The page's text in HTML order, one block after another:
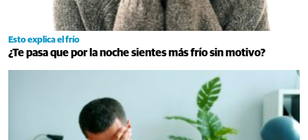
Esto explica el frío
¿Te pasa que por la noche sientes más frío sin motivo?